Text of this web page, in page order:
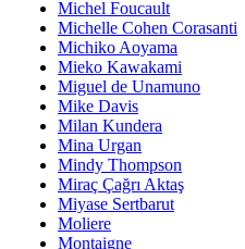
Michel Foucault
Michelle Cohen Corasanti
Michiko Aoyama
Mieko Kawakami
Miguel de Unamuno
Mike Davis
Milan Kundera
Mina Urgan
Mindy Thompson
Miraç Çağrı Aktaş
Miyase Sertbarut
Moliere
Montaigne